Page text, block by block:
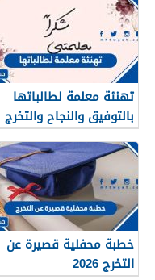
تهنئة معلمة لطالباتها
بالتوفيق والنجاح والتخرج
2026
خطبة محفلية قصيرة عن
التخرج 2026